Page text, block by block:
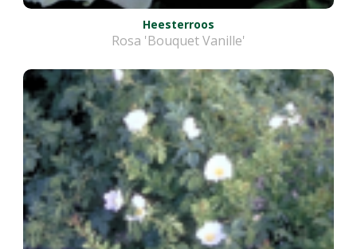
Heesterroos
Rosa 'Bouquet Vanille'